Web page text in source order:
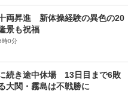
両昇進 新体操経験の異色の20
景も祝福
時0分
続き途中休場 13日目まで6敗
関・霧島は不戦勝に